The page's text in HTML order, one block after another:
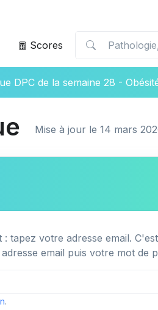
Scores
DPC de la semaine 28 -
Mise à jour le 14 mars
tapez votre adresse email.
email puis votre mot de
.